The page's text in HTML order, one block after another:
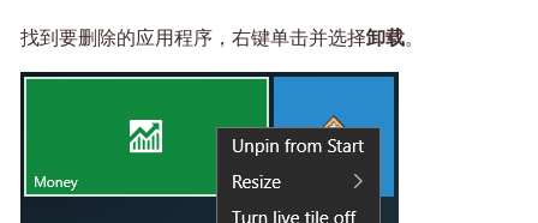
找到要删除的应用程序，右键单击并选择卸载。